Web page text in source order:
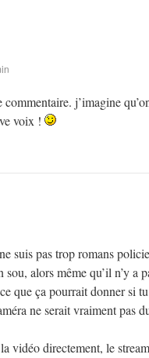
j’imagine
voix !
suis pas trop romans
alors même qu’il n’y a
que ça pourrait donner si
ne serait vraiment pas
vidéo directement, le